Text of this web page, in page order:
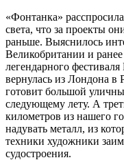
«Фонтанка»
света, что за проекты
раньше. Выяснилось
Великобритании и
легендарного
вернулась из Лондона в
готовит большой
следующему лету. А
километров из нашего
надувать металл, из
техники художники
судостроения.